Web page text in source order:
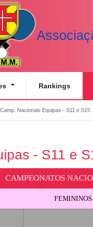
Rankings
Camp. Nacionais Equipas - S11 e S15
- S11 e
CAMPEONATOS
FEMININOS